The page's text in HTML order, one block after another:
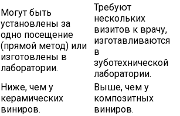
Могут быть
установлены за
одно посещение
(прямой метод) или
изготовлены в
лаборатории.
Требуют
нескольких
визитов к врачу,
изготавливаются
в
зуботехнической
лаборатории.
Ниже, чем у
керамических
виниров.
Выше, чем у
композитных
виниров.